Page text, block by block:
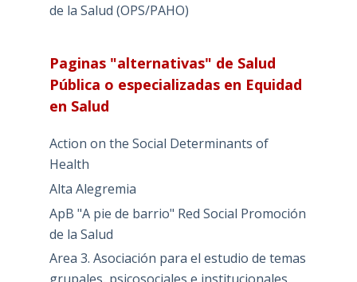
de la Salud (OPS/PAHO)
Paginas "alternativas" de Salud
Pública o especializadas en Equidad
en Salud
Action on the Social Determinants of
Health
Alta Alegremia
ApB "A pie de barrio" Red Social Promoción
de la Salud
Area 3. Asociación para el estudio de temas